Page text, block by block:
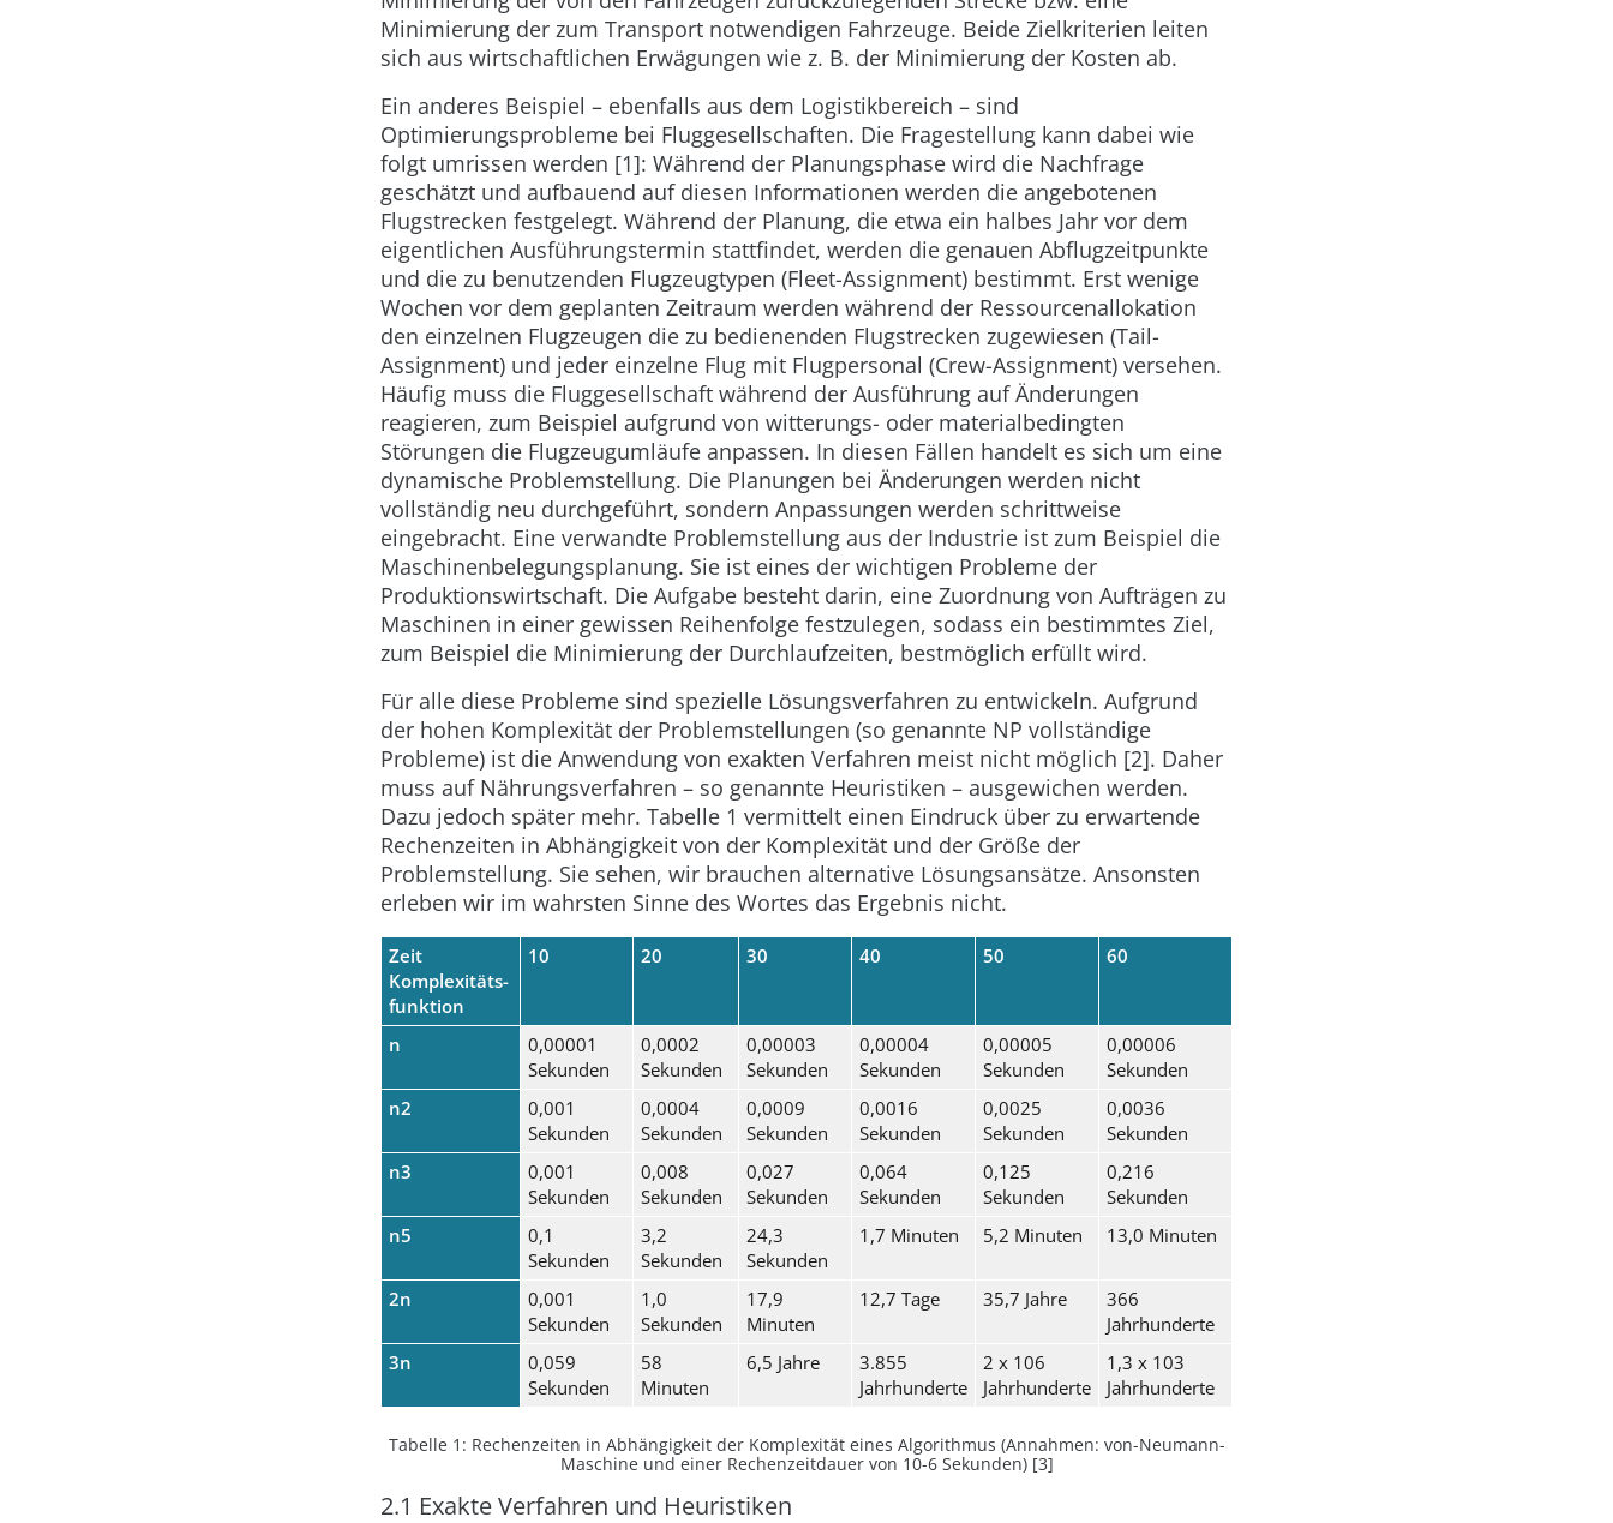
Minimierung der zum Transport notwendigen Fahrzeuge. Beide Zielkriterien leiten
sich aus wirtschaftlichen Erwägungen wie z. B. der Minimierung der Kosten ab.
Ein anderes Beispiel – ebenfalls aus dem Logistikbereich – sind
Optimierungsprobleme bei Fluggesellschaften. Die Fragestellung kann dabei wie
folgt umrissen werden [1]: Während der Planungsphase wird die Nachfrage
geschätzt und aufbauend auf diesen Informationen werden die angebotenen
Flugstrecken festgelegt. Während der Planung, die etwa ein halbes Jahr vor dem
eigentlichen Ausführungstermin stattfindet, werden die genauen Abflugzeitpunkte
und die zu benutzenden Flugzeugtypen (Fleet-Assignment) bestimmt. Erst wenige
Wochen vor dem geplanten Zeitraum werden während der Ressourcenallokation
den einzelnen Flugzeugen die zu bedienenden Flugstrecken zugewiesen (Tail-
Assignment) und jeder einzelne Flug mit Flugpersonal (Crew-Assignment) versehen.
Häufig muss die Fluggesellschaft während der Ausführung auf Änderungen
reagieren, zum Beispiel aufgrund von witterungs- oder materialbedingten
Störungen die Flugzeugumläufe anpassen. In diesen Fällen handelt es sich um eine
dynamische Problemstellung. Die Planungen bei Änderungen werden nicht
vollständig neu durchgeführt, sondern Anpassungen werden schrittweise
eingebracht. Eine verwandte Problemstellung aus der Industrie ist zum Beispiel die
Maschinenbelegungsplanung. Sie ist eines der wichtigen Probleme der
Produktionswirtschaft. Die Aufgabe besteht darin, eine Zuordnung von Aufträgen zu
Maschinen in einer gewissen Reihenfolge festzulegen, sodass ein bestimmtes Ziel,
zum Beispiel die Minimierung der Durchlaufzeiten, bestmöglich erfüllt wird.
Für alle diese Probleme sind spezielle Lösungsverfahren zu entwickeln. Aufgrund
der hohen Komplexität der Problemstellungen (so genannte NP vollständige
Probleme) ist die Anwendung von exakten Verfahren meist nicht möglich [2]. Daher
muss auf Nährungsverfahren – so genannte Heuristiken – ausgewichen werden.
Dazu jedoch später mehr. Tabelle 1 vermittelt einen Eindruck über zu erwartende
Rechenzeiten in Abhängigkeit von der Komplexität und der Größe der
Problemstellung. Sie sehen, wir brauchen alternative Lösungsansätze. Ansonsten
erleben wir im wahrsten Sinne des Wortes das Ergebnis nicht.
Zeit
Komplexitäts-
funktion
10 20 30 40 50 60
n
0,00001
Sekunden
0,0002
Sekunden
0,00003
Sekunden
0,00004
Sekunden
0,00005
Sekunden
0,00006
Sekunden
n2
0,001
Sekunden
0,0004
Sekunden
0,0009
Sekunden
0,0016
Sekunden
0,0025
Sekunden
0,0036
Sekunden
n3
0,001
Sekunden
0,008
Sekunden
0,027
Sekunden
0,064
Sekunden
0,125
Sekunden
0,216
Sekunden
n5
0,1
Sekunden
3,2
Sekunden
24,3
Sekunden
1,7 Minuten 5,2 Minuten 13,0 Minuten
2n
0,001
Sekunden
1,0
Sekunden
17,9
Minuten
12,7 Tage 35,7 Jahre
366
Jahrhunderte
3n
0,059
Sekunden
58
Minuten
6,5 Jahre
3.855
Jahrhunderte
2 x 106
Jahrhunderte
1,3 x 103
Jahrhunderte
Tabelle 1: Rechenzeiten in Abhängigkeit der Komplexität eines Algorithmus (Annahmen: von-Neumann-
Maschine und einer Rechenzeitdauer von 10-6 Sekunden) [3]
2.1 Exakte Verfahren und Heuristiken